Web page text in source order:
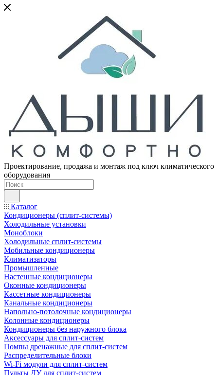
Проектирование, продажа и монтаж под ключ климатического
оборудования
Каталог
Кондиционеры (сплит-системы)
Холодильные установки
Моноблоки
Холодильные сплит-системы
Мобильные кондиционеры
Климатизаторы
Промышленные
Настенные кондиционеры
Оконные кондиционеры
Кассетные кондиционеры
Канальные кондиционеры
Напольно-потолочные кондиционеры
Колонные кондиционеры
Кондиционеры без наружного блока
Аксессуары для сплит-систем
Помпы дренажные для сплит-систем
Распределительные блоки
Wi-Fi модули для сплит-систем
Пульты ДУ для сплит-систем